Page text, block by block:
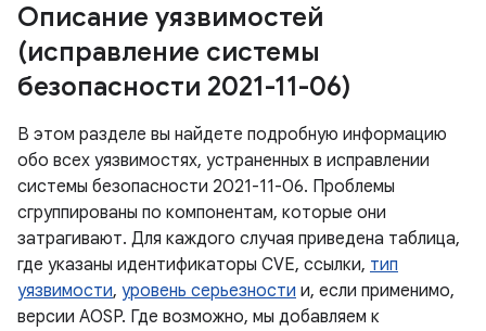
Описание уязвимостей
(исправление системы
безопасности 2021-11-06)
В этом разделе вы найдете подробную информацию
обо всех уязвимостях, устраненных в исправлении
системы безопасности 2021-11-06. Проблемы
сгруппированы по компонентам, которые они
затрагивают. Для каждого случая приведена таблица,
где указаны идентификаторы CVE, ссылки, тип
уязвимости, уровень серьезности и, если применимо,
версии AOSP. Где возможно, мы добавляем к